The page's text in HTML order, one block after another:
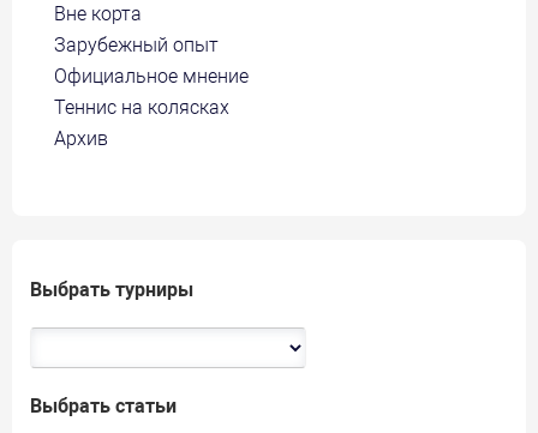
Вне корта
Зарубежный опыт
Официальное мнение
Теннис на колясках
Архив
Выбрать турниры
Выбрать статьи